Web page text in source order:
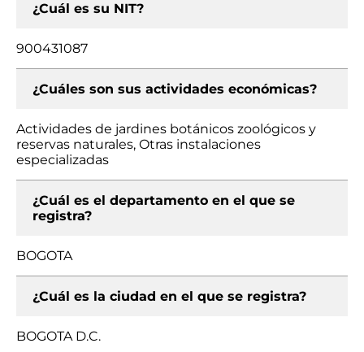
¿Cuál es su NIT?
900431087
¿Cuáles son sus actividades económicas?
Actividades de jardines botánicos zoológicos y
reservas naturales, Otras instalaciones
especializadas
¿Cuál es el departamento en el que se
registra?
BOGOTA
¿Cuál es la ciudad en el que se registra?
BOGOTA D.C.